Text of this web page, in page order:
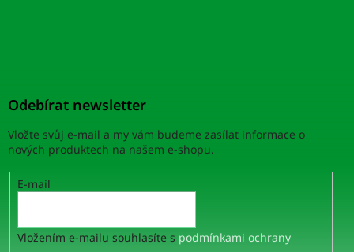
Odebírat newsletter
Vložte svůj e-mail a my vám budeme zasílat informace o
nových produktech na našem e-shopu.
E-mail
Vložením e-mailu souhlasíte s podmínkami ochrany